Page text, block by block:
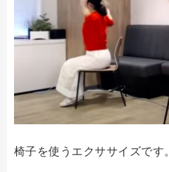
椅子を使うエクササイズです。